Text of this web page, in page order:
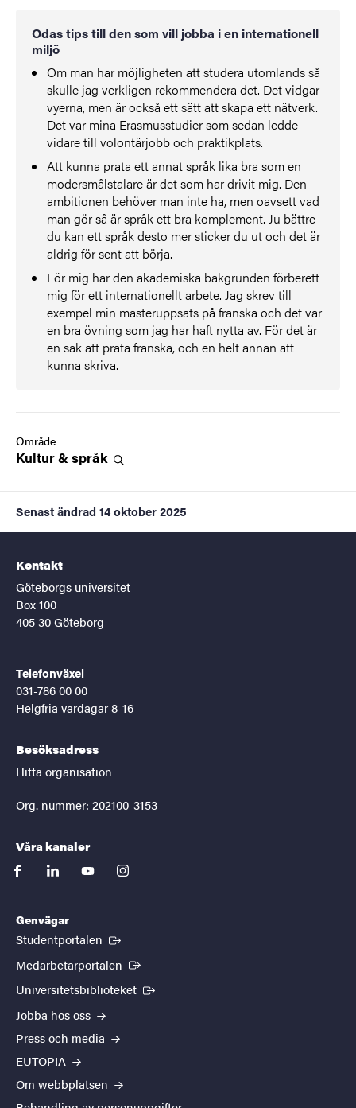
Odas tips till den som vill jobba i en internationell
miljö
Om man har möjligheten att studera utomlands så
skulle jag verkligen rekommendera det. Det vidgar
vyerna, men är också ett sätt att skapa ett nätverk.
Det var mina Erasmusstudier som sedan ledde
vidare till volontärjobb och praktikplats.
Att kunna prata ett annat språk lika bra som en
modersmålstalare är det som har drivit mig. Den
ambitionen behöver man inte ha, men oavsett vad
man gör så är språk ett bra komplement. Ju bättre
du kan ett språk desto mer sticker du ut och det är
aldrig för sent att börja.
För mig har den akademiska bakgrunden förberett
mig för ett internationellt arbete. Jag skrev till
exempel min masteruppsats på franska och det var
en bra övning som jag har haft nytta av. För det är
en sak att prata franska, och en helt annan att
kunna skriva.
Område
Kultur &språk
Senast ändrad 14 oktober 2025
Kontakt
Göteborgs universitet
Box 100
405 30 Göteborg
Telefonväxel
031-786 00 00
Helgfria vardagar 8-16
Besöksadress
Hitta organisation
Org. nummer: 202100-3153
Våra kanaler
facebooklinkedinyoutubeinstagram
Genvägar
Studentportalen (Extern länk)
Medarbetarportalen (Extern länk)
Universitetsbiblioteket (Extern länk)
Jobba hos oss
Press och media
EUTOPIA
Om webbplatsen